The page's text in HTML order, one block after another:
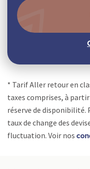
* Tarif Aller retour en
taxes comprises, à
réserve de
taux de change des
fluctuation. Voir nos